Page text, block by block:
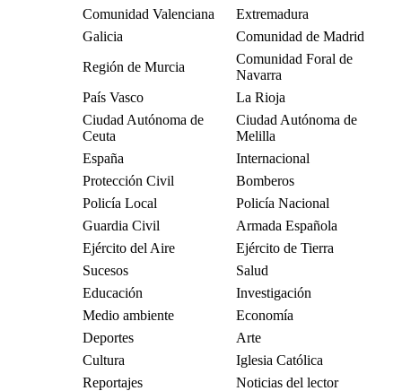
Comunidad Valenciana
Extremadura
Galicia
Comunidad de Madrid
Región de Murcia
Comunidad Foral de
Navarra
País Vasco
La Rioja
Ciudad Autónoma de
Ceuta
Ciudad Autónoma de
Melilla
España
Internacional
Protección Civil
Bomberos
Policía Local
Policía Nacional
Guardia Civil
Armada Española
Ejército del Aire
Ejército de Tierra
Sucesos
Salud
Educación
Investigación
Medio ambiente
Economía
Deportes
Arte
Cultura
Iglesia Católica
Reportajes
Noticias del lector